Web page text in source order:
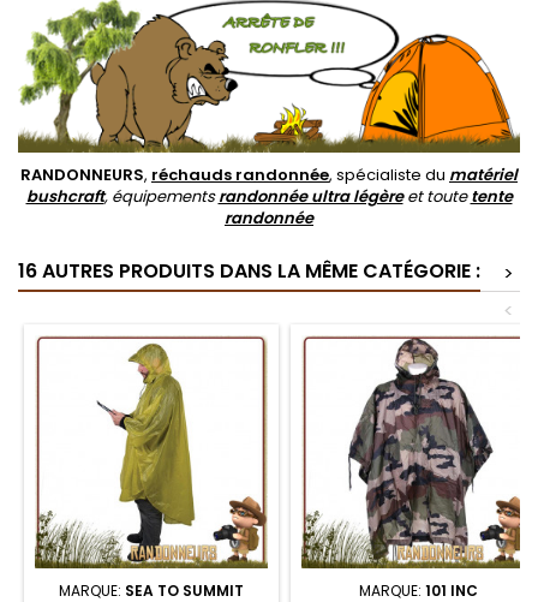
RANDONNEURS, réchauds randonnée, spécialiste du matériel
bushcraft, équipementsrandonnée ultra légèreet toutetente
randonnée
16 AUTRES PRODUITS DANS LA MÊME CATÉGORIE :
>
<
MARQUE: SEA TO SUMMIT MARQUE: 101 INC